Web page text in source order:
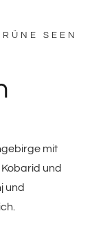
SEEN
mit
und
und